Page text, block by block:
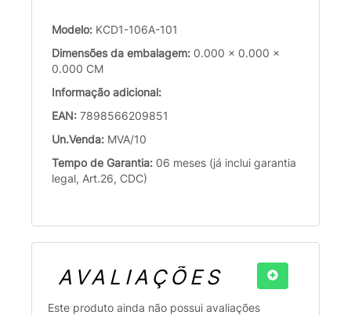
Modelo: KCD1-106A-101
Dimensões da embalagem: 0.000 x 0.000 x
0.000 CM
Informação adicional:
EAN: 7898566209851
Un.Venda: MVA/10
Tempo de Garantia: 06 meses (já inclui garantia
legal, Art.26, CDC)
AVALIAÇÕES
Este produto ainda não possui avaliações